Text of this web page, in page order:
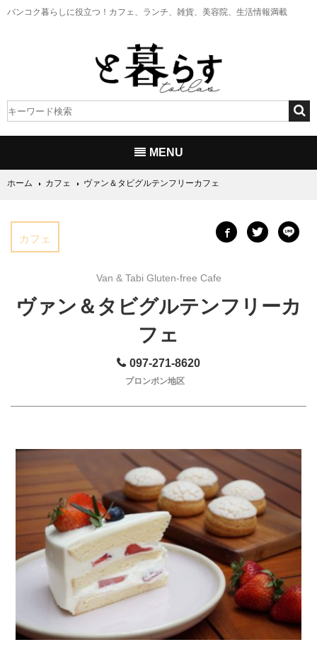
バンコク暮らしに役立つ！ カフェ、ランチ、雑貨、美容院、生活情報満載
MENU
ホーム カフェ ヴァン＆タビグルテンフリーカフェ
カフェ
Van & Tabi Gluten-free Cafe
ヴァン＆タビグルテンフリーカ
フェ
097-271-8620
プロンポン地区